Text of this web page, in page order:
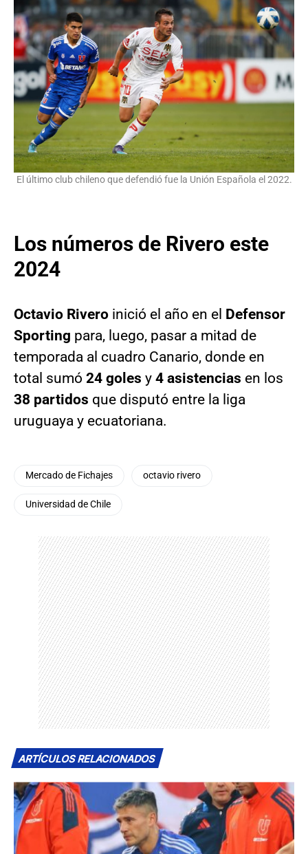
El último club chileno que defendió fue la Unión Española el 2022.
Los números de Rivero este
2024
Octavio Rivero inició el año en el Defensor
Sporting para, luego, pasar a mitad de
temporada al cuadro Canario, donde en
total sumó 24 goles y 4 asistencias en los
38 partidos que disputó entre la liga
uruguaya y ecuatoriana.
Mercado de Fichajes octavio rivero
Universidad de Chile
ARTÍCULOS RELACIONADOS